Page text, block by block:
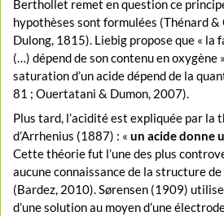
Berthollet remet en question ce
hypothèses sont formulées (Thénard
Dulong, 1815). Liebig propose que « la
(…) dépend de son contenu en
saturation d’un acide dépend de la
81 ; Ouertatani & Dumon, 2007).
Plus tard, l’acidité est expliquée par
d’Arrhenius (1887) : «un acide donne
Cette théorie fut l’une des plus
aucune connaissance de la structure
(Bardez, 2010). Sørensen (1909)
d’une solution au moyen d’une